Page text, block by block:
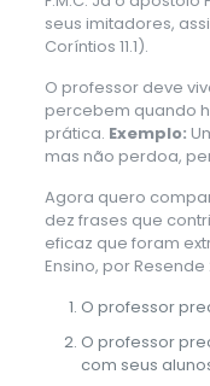
seus imitadores,
Coríntios 11.1).
O professor deve
percebem quando
prática. Exemplo:
mas não perdoa,
Agora quero
dez frases que
eficaz que foram
Ensino, por Resende
O professor
O professor
com seus